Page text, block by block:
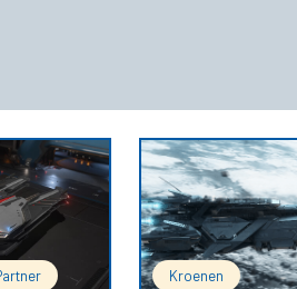
DEN WARENKORB
Kroenen